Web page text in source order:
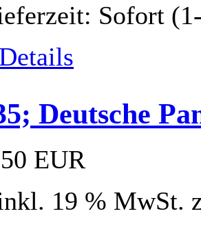
Sofort
Deutsche
EUR
19 % MwSt.